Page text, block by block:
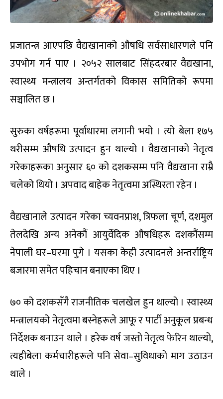
प्रजातन्त्र आएपछि वैद्यखानाको औषधि सर्वसाधारणले पनि
उपभोग गर्न पाए । २०५२ सालबाट सिंहदरबार वैद्यखाना,
स्वास्थ्य मन्त्रालय अन्तर्गतको विकास समितिको रूपमा
सञ्चालित छ ।
सुरुका वर्षहरूमा पूर्वाधारमा लगानी भयो । त्यो बेला १७५
थरीसम्म औषधि उत्पादन हुन थाल्यो । वैद्यखानाको नेतृत्व
गरेकाहरूका अनुसार ६० को दशकसम्म पनि वैद्यखाना राम्रै
चलेको थियो । अपवाद बाहेक नेतृत्वमा अस्थिरता रहेन ।
वैद्यखानाले उत्पादन गरेका च्यवनप्राश, त्रिफला चूर्ण, दशमुल
तेलदेखि अन्य अनेकौं आयुर्वेदिक औषधिहरू दशकौंसम्म
नेपाली घर–घरमा पुगे । यसका केही उत्पादनले अन्तर्राष्ट्रिय
बजारमा समेत पहिचान बनाएका थिए ।
७० को दशकसँगै राजनीतिक चलखेल हुन थाल्यो । स्वास्थ्य
मन्त्रालयको नेतृत्वमा बस्नेहरूले आफू र पार्टी अनुकूल प्रबन्ध
निर्देशक बनाउन थाले । हरेक वर्ष जस्तो नेतृत्व फेरिन थाल्यो,
त्यहीबेला कर्मचारीहरूले पनि सेवा–सुविधाको माग उठाउन
थाले ।